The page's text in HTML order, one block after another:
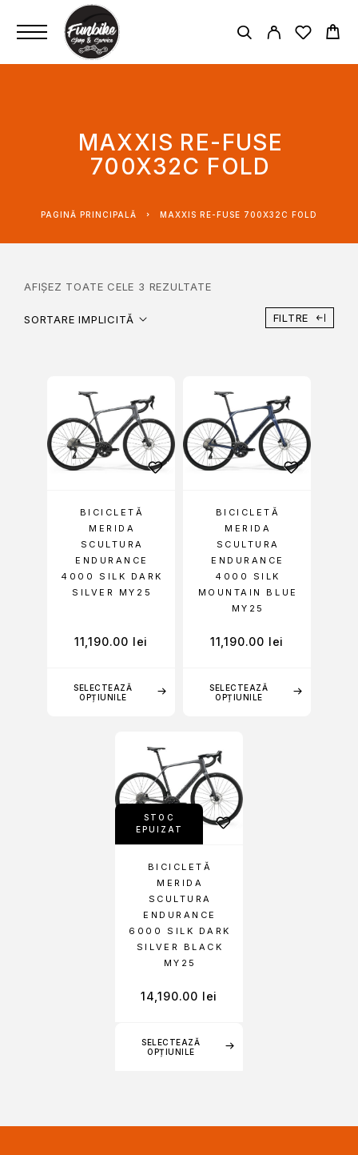
MAXXIS RE-FUSE
700X32C FOLD
PAGINĂ PRINCIPALĂ MAXXIS RE-FUSE 700X32C FOLD
AFIȘEZ TOATE CELE 3 REZULTATE
SORTARE IMPLICITĂ FILTRE
SELECTEAZĂ
OPȚIUNILE
BICICLETĂ
MERIDA
SCULTURA
ENDURANCE
4000 SILK DARK
SILVER MY25
11,190.00 lei
SELECTEAZĂ
OPȚIUNILE
BICICLETĂ
MERIDA
SCULTURA
ENDURANCE
4000 SILK
MOUNTAIN BLUE
MY25
11,190.00 lei
STOC
EPUIZAT
SELECTEAZĂ
OPȚIUNILE
BICICLETĂ
MERIDA
SCULTURA
ENDURANCE
6000 SILK DARK
SILVER BLACK
MY25
14,190.00 lei